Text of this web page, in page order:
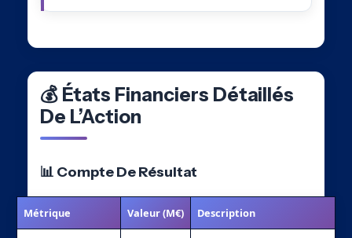
💰 États Financiers Détaillés
De L’Action
📊 Compte De Résultat
Métrique Valeur (M€) Description